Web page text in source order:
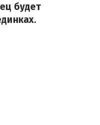
будет